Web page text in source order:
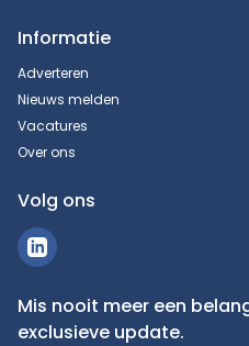
Informatie
Adverteren
Nieuws melden
Vacatures
Over ons
Volg ons
Mis nooit meer een
exclusieve update.